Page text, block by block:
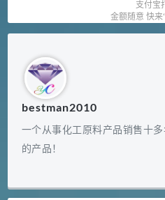
支付宝
金额随意 快来
bestman2010
一个从事化工原料产品销售十
的产品！